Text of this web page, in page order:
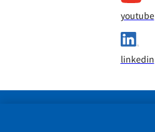
youtube
linkedin